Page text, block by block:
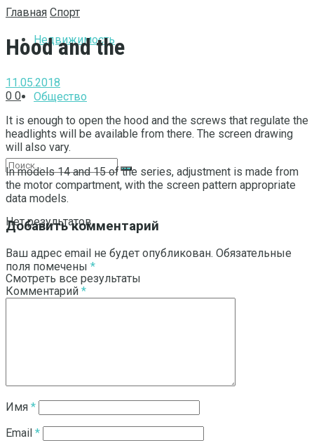
Недвижимость
Общество
Нет результатов
Смотреть все результаты
Главная Спорт
Hood and the
11.05.2018
0 0
It is enough to open the hood and the screws that regulate the
headlights will be available from there. The screen drawing
will also vary.
In models 14 and 15 of the series, adjustment is made from
the motor compartment, with the screen pattern appropriate
data models.
Добавить комментарий
Ваш адрес email не будет опубликован. Обязательные
поля помечены *
Комментарий *
Имя *
Email *